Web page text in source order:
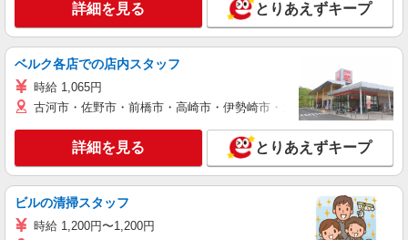
詳細を見る とりあえずキープ
ベルク各店での店内スタッフ
時給 1,065円
古河市・佐野市・前橋市・高崎市・伊勢崎市・太田市・館林市・藤
詳細を見る とりあえずキープ
ビルの清掃スタッフ
時給 1,200円〜1,200円